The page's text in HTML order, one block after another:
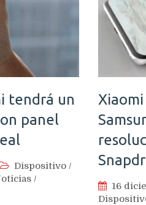
tendrá un
panel
Dispositivo /
/
16